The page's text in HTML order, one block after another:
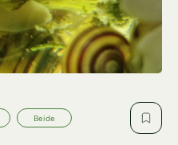
Beide